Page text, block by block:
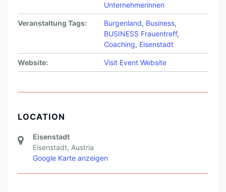
E
R
Unternehmerinnen
Veranstaltung Tags: Burgenland, Business,
BUSINESS Frauentreff,
Coaching, Eisenstadt
Website: Visit Event Website
LOCATION
Eisenstadt
Eisenstadt, Austria
Google Karte anzeigen